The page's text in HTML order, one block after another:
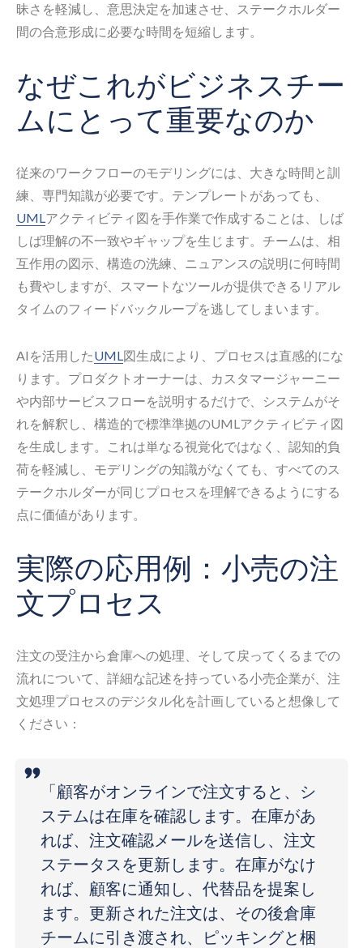
昧さを軽減し、意思決定を加速させ、ステークホルダー
間の合意形成に必要な時間を短縮します。
なぜこれがビジネスチー
ムにとって重要なのか
従来のワークフローのモデリングには、大きな時間と訓
練、専門知識が必要です。テンプレートがあっても、
UMLアクティビティ図を手作業で作成することは、しば
しば理解の不一致やギャップを生じます。チームは、相
互作用の図示、構造の洗練、ニュアンスの説明に何時間
も費やしますが、スマートなツールが提供できるリアル
タイムのフィードバックループを逃してしまいます。
AIを活用したUML図生成により、プロセスは直感的にな
ります。プロダクトオーナーは、カスタマージャーニー
や内部サービスフローを説明するだけで、システムがそ
れを解釈し、構造的で標準準拠のUMLアクティビティ図
を生成します。これは単なる視覚化ではなく、認知的負
荷を軽減し、モデリングの知識がなくても、すべてのス
テークホルダーが同じプロセスを理解できるようにする
点に価値があります。
実際の応用例：小売の注
文プロセス
注文の受注から倉庫への処理、そして戻ってくるまでの
流れについて、詳細な記述を持っている小売企業が、注
文処理プロセスのデジタル化を計画していると想像して
ください：
「顧客がオンラインで注文すると、シ
ステムは在庫を確認します。在庫があ
れば、注文確認メールを送信し、注文
ステータスを更新します。在庫がなけ
れば、顧客に通知し、代替品を提案し
ます。更新された注文は、その後倉庫
チームに引き渡され、ピッキングと梱